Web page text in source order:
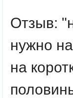
Отзыв:
нужно
на